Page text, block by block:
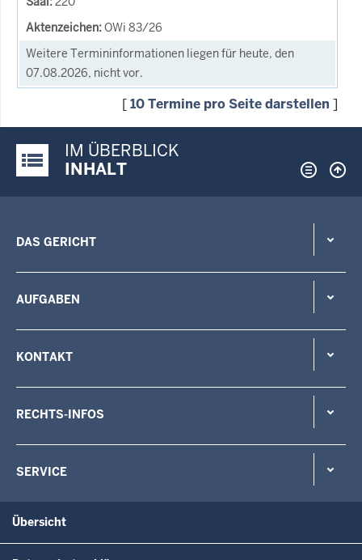
OWi 83/26
Weitere Termininformationen liegen für heute, den
07.08.2026, nicht vor.
[10 Termine pro Seite darstellen ]
Justiz-Portal im Überblick:
IM ÜBERBLICK
INHALT
DAS GERICHT
AUFGABEN
KONTAKT
RECHTS-INFOS
SERVICE
Übersicht